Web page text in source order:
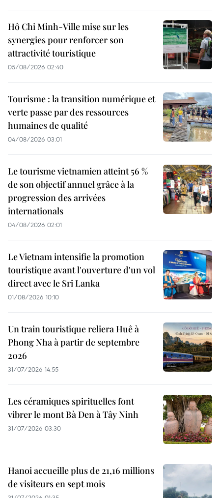
Hô Chi Minh-Ville mise sur les
synergies pour renforcer son
attractivité touristique
05/08/2026 02:40
Tourisme : la transition numérique et
verte passe par des ressources
humaines de qualité
04/08/2026 03:01
Le tourisme vietnamien atteint 56 %
de son objectif annuel grâce à la
progression des arrivées
internationals
04/08/2026 02:01
Le Vietnam intensifie la promotion
touristique avant l'ouverture d'un vol
direct avec le Sri Lanka
01/08/2026 10:10
Un train touristique reliera Huê à
Phong Nha à partir de septembre
2026
31/07/2026 14:55
Les céramiques spirituelles font
vibrer le mont Bà Den à Tây Ninh
31/07/2026 03:30
Hanoi accueille plus de 21,16 millions
de visiteurs en sept mois ​